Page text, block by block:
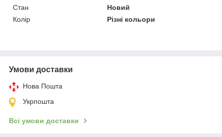
Стан
Новий
Колір
Різні кольори
Умови доставки
Нова Пошта
Укрпошта
Всі умови доставки